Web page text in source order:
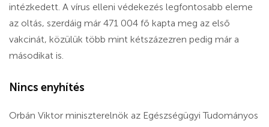
intézkedett. A vírus elleni védekezés legfontosabb eleme
az oltás, szerdáig már 471 004 fő kapta meg az első
vakcinát, közülük több mint kétszázezren pedig már a
másodikat is.
Nincs enyhítés
Orbán Viktor miniszterelnök az Egészségügyi Tudományos